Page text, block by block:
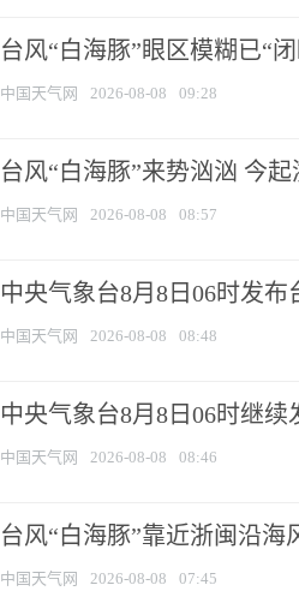
台风“白海豚”眼区模糊已“
中国天气网 2026-08-08 09:28
台风“白海豚”来势汹汹 今
中国天气网 2026-08-08 08:57
中央气象台8月8日06时发布
中国天气网 2026-08-08 08:48
中央气象台8月8日06时继
中国天气网 2026-08-08 08:46
台风“白海豚”靠近浙闽沿
中国天气网 2026-08-08 07:45